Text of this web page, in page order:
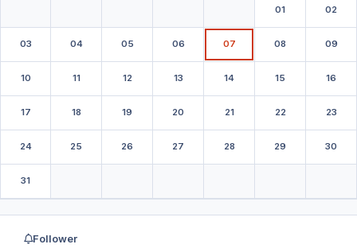
01 02
03 04 05 06 07 08 09
10 11 12 13 14 15 16
17 18 19 20 21 22 23
24 25 26 27 28 29 30
31
Follower